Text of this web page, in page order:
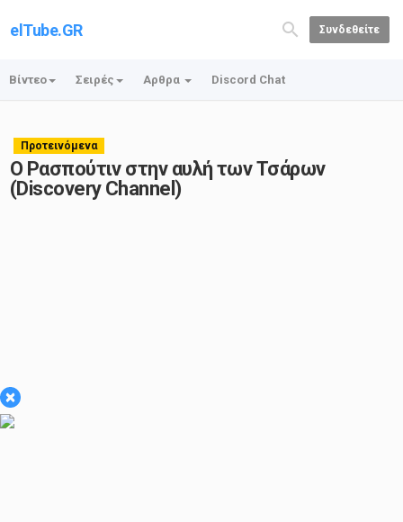
elTube.GR Συνδεθείτε
Βίντεο Σειρές Αρθρα Discord Chat
Προτεινόμενα
Ο Ρασπούτιν στην αυλή των Τσάρων
(Discovery Channel)
×